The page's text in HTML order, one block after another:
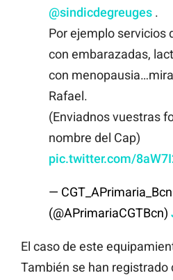
@sindicdegreuges .
Por ejemplo servicios
con embarazadas,
con
Rafael.
(Enviadnos vuestras
nombre del Cap)
pic.twitter.com/
—
(@APrimariaCGTBcn)
El caso de este
También se han registrado